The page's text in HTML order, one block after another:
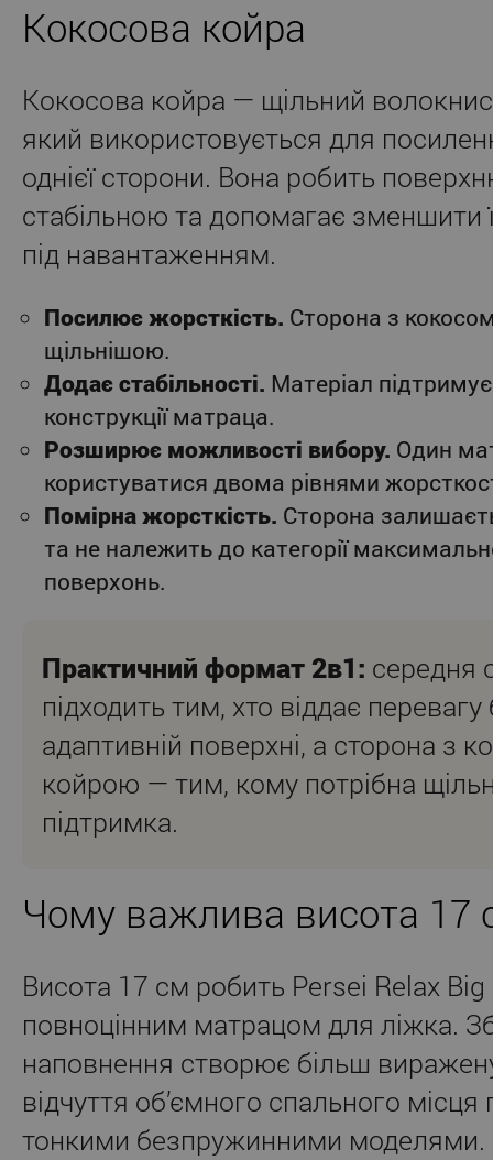
Кокосова койра
Кокосова койра — щільний
який використовується для
однієї сторони. Вона робить
стабільною та допомагає зменшити
під навантаженням.
Посилює жорсткість. Сторона з
щільнішою.
Додає стабільності. Матеріал
конструкції матраца.
Розширює можливості вибору. Один
користуватися двома рівнями
Помірна жорсткість. Сторона
та не належить до категорії
поверхонь.
Практичний формат 2в1: середня
підходить тим, хто віддає
адаптивній поверхні, а сторона з
койрою — тим, кому потрібна
підтримка.
Чому важлива висота 17
Висота 17 см робить Persei Relax
повноцінним матрацом для ліжка.
наповнення створює більш
відчуття об’ємного спального місця
тонкими безпружинними моделями.